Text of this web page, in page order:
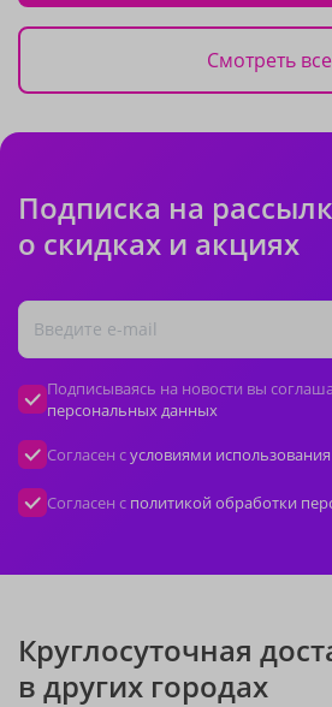
Смотреть все
Подписка на
о скидках и акциях
Подписываясь на новости вы
персональных данных
Согласен сусловиями
Согласен с политикой обработки
Круглосуточная
в других городах